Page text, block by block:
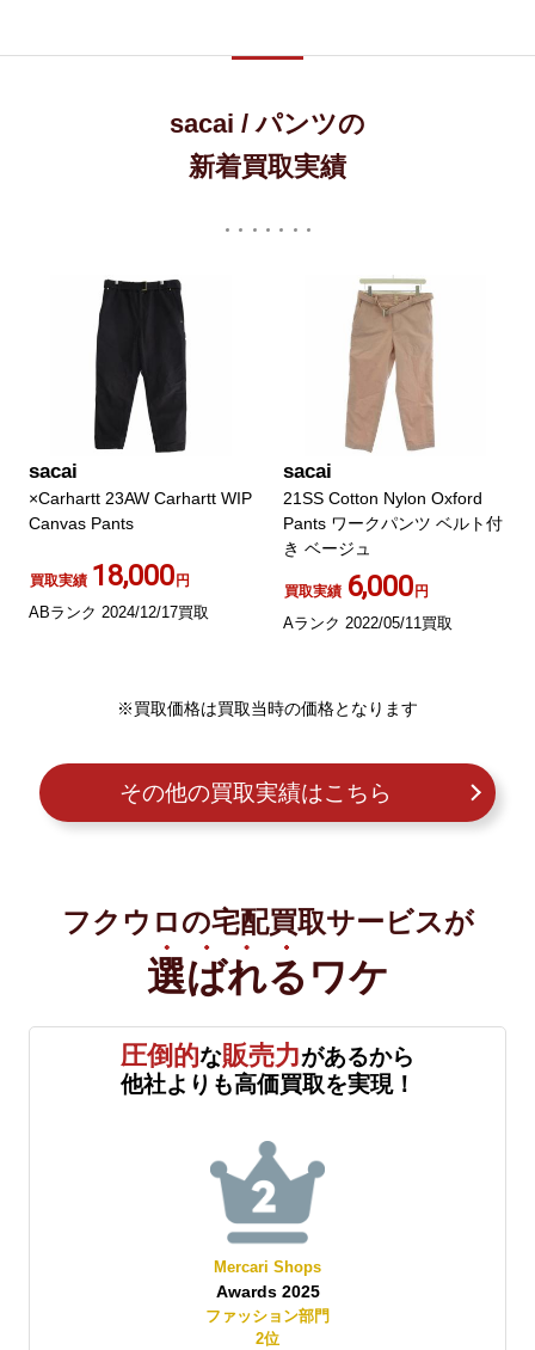
sacai / パンツの
新着買取実績
sacai
×Carhartt 23AW Carhartt WIP
Canvas Pants
買取実績 18,000円
ABランク 2024/12/17買取
sacai
21SS Cotton Nylon Oxford
Pants ワークパンツ ベルト付
き ベージュ
買取実績 6,000円
Aランク 2022/05/11買取
※買取価格は買取当時の価格となります
その他の買取実績はこちら
フクウロの宅配買取サービスが
選ばれる ワケ
圧倒的な販売力があるから
他社よりも高価買取を実現！
Mercari Shops
Awards 2025
ファッション部門
2位